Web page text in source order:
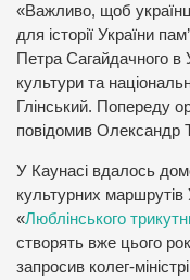
«Важливо, щоб
для історії України
Петра Сагайдачного в
культури та
Глінський. Попереду
повідомив Олександр
У Каунасі вдалось
культурних маршрутів
«Люблінського
створять вже цього
запросив колег-